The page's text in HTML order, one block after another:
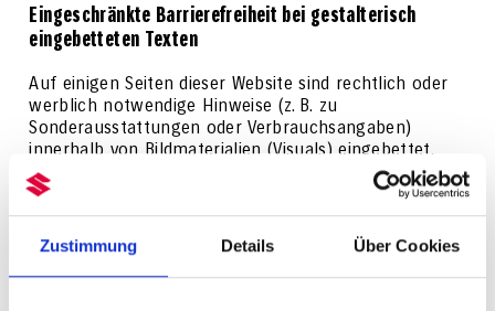
Zustimmung Details Über Cookies
Eingeschränkte Barrierefreiheit bei gestalterisch
eingebetteten Texten
Auf einigen Seiten dieser Website sind rechtlich oder
werblich notwendige Hinweise (z. B. zu
Sonderausstattungen oder Verbrauchsangaben)
innerhalb von Bildmaterialien (Visuals) eingebettet.
Aus Gründen der gestalterischen Kohärenz mit dem
Corporate Design von Suzuki sowie technischer
Einbindungen war es in diesen Fällen nicht vollständig
möglich, die Informationen ausschließlich in
barrierefreier Textform darzustellen. Um die
Zugänglichkeit dennoch sicherzustellen, werden diese